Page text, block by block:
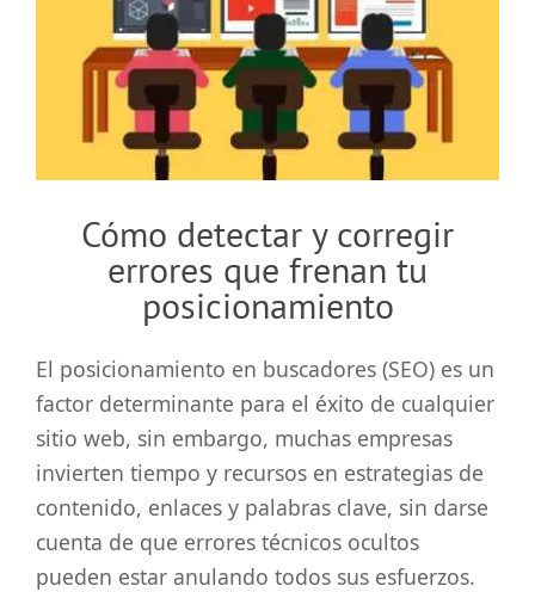
Cómo detectar y corregir
errores que frenan tu
posicionamiento
El posicionamiento en buscadores (SEO) es un
factor determinante para el éxito de cualquier
sitio web, sin embargo, muchas empresas
invierten tiempo y recursos en estrategias de
contenido, enlaces y palabras clave, sin darse
cuenta de que errores técnicos ocultos
pueden estar anulando todos sus esfuerzos.